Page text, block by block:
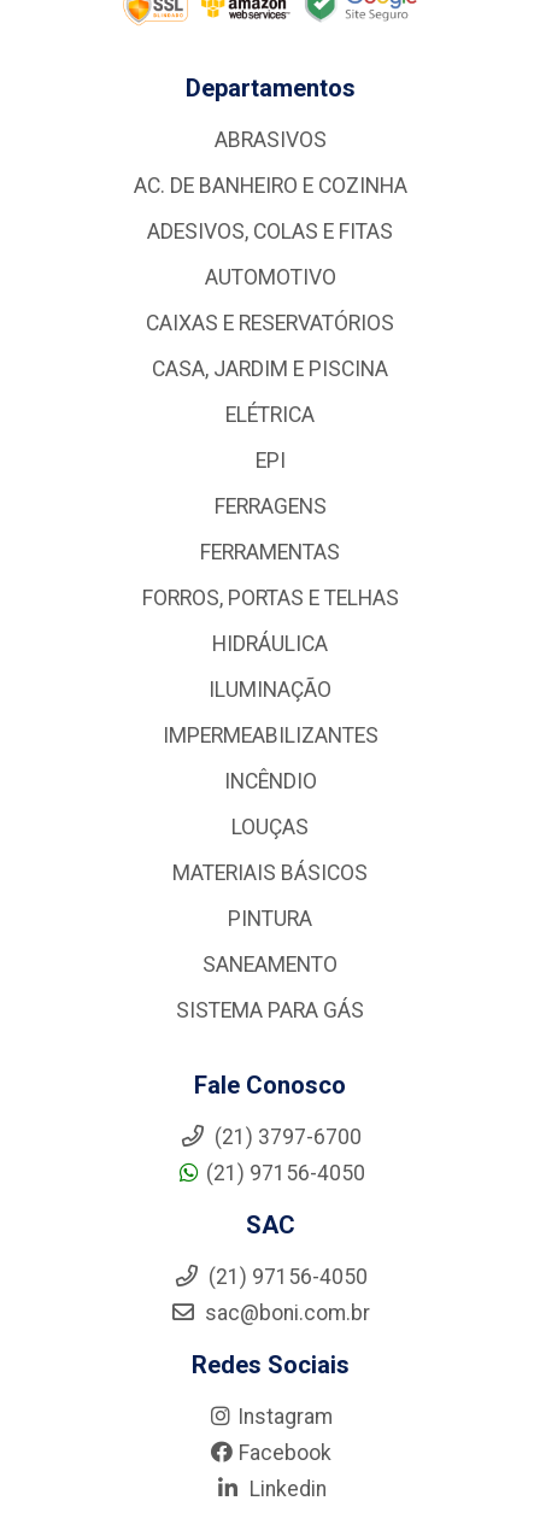
Departamentos
ABRASIVOS
AC. DE BANHEIRO E COZINHA
ADESIVOS, COLAS E FITAS
AUTOMOTIVO
CAIXAS E RESERVATÓRIOS
CASA, JARDIM E PISCINA
ELÉTRICA
EPI
FERRAGENS
FERRAMENTAS
FORROS, PORTAS E TELHAS
HIDRÁULICA
ILUMINAÇÃO
IMPERMEABILIZANTES
INCÊNDIO
LOUÇAS
MATERIAIS BÁSICOS
PINTURA
SANEAMENTO
SISTEMA PARA GÁS
Fale Conosco
(21) 3797-6700
(21) 97156-4050
SAC
(21) 97156-4050
sac@boni.com.br
Redes Sociais
Instagram
Facebook
Linkedin